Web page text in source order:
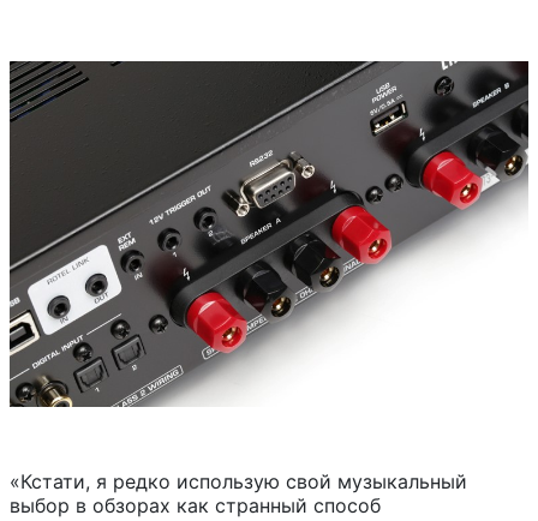
«Кстати, я редко использую свой музыкальный
выбор в обзорах как странный способ